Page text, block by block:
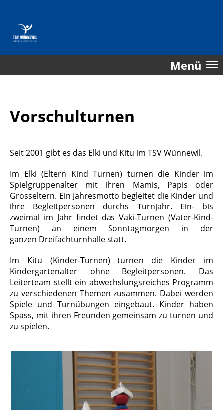
Menü
Vorschulturnen
Seit 2001 gibt es das Elki und Kitu im TSV Wünnewil.
Im Elki (Eltern Kind Turnen) turnen die Kinder im
Spielgruppenalter mit ihren Mamis, Papis oder
Grosseltern. Ein Jahresmotto begleitet die Kinder und
ihre Begleitpersonen durchs Turnjahr. Ein- bis
zweimal im Jahr findet das Vaki-Turnen (Vater-Kind-
Turnen) an einem Sonntagmorgen in der
ganzen Dreifachturnhalle statt.
Im Kitu (Kinder-Turnen) turnen die Kinder im
Kindergartenalter ohne Begleitpersonen. Das
Leiterteam stellt ein abwechslungsreiches Programm
zu verschiedenen Themen zusammen. Dabei werden
Spiele und Turnübungen eingebaut. Kinder haben
Spass, mit ihren Freunden gemeinsam zu turnen und
zu spielen.